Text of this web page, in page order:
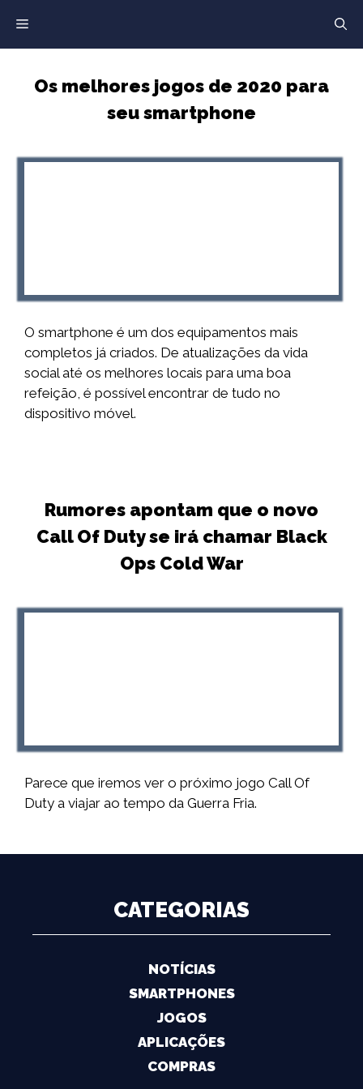
para
o
Os melhores jogos de 2020 para
seu smartphone
O smartphone é um dos equipamentos mais
completos já criados. De atualizações da vida
social até os melhores locais para uma boa
refeição, é possível encontrar de tudo no
dispositivo móvel.
Rumores apontam que o novo
Call Of Duty se irá chamar Black
Ops Cold War
Parece que iremos ver o próximo jogo Call Of
Duty a viajar ao tempo da Guerra Fria.
CATEGORIAS
NOTÍCIAS
SMARTPHONES
JOGOS
APLICAÇÕES
COMPRAS